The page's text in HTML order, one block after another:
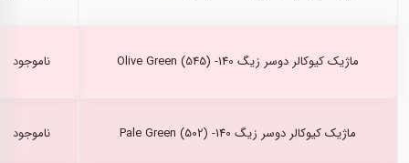
ماژیک کیوکالر دوسر زیگ Olive Green (545) -140 ناموجود
ماژیک کیوکالر دوسر زیگ Pale Green (502) -140 ناموجود